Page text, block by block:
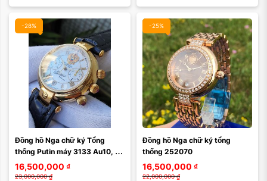
-28%
Đồng hồ Nga chữ ký Tổng
thống Putin máy 3133 Au10,
kính sapphire, 252063
16,500,000 ₫
23,000,000 ₫
-25%
Đồng hồ Nga chữ ký tổng
thống 252070
16,500,000 ₫
22,000,000 ₫